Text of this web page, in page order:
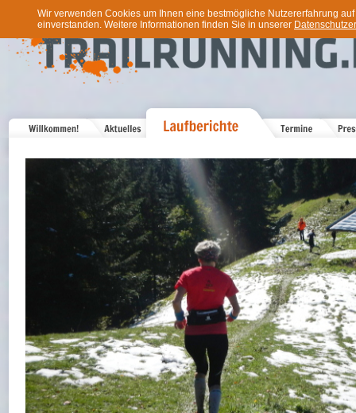
Wir verwenden Cookies um Ihnen eine bestmögliche Nutzererfahrung
einverstanden. Weitere Informationen finden Sie in unserer